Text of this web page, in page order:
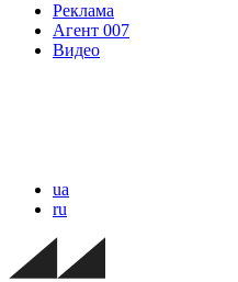
Реклама
Агент 007
Видео
ua
ru